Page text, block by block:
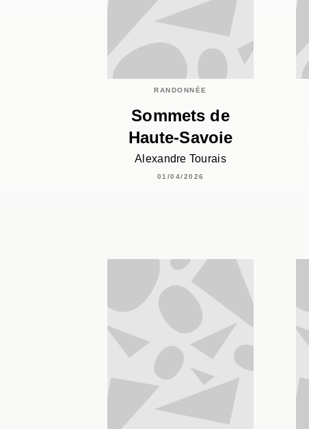
RANDONNÉE
Sommets de
Haute-Savoie
Alexandre Tourais
01/04/2026